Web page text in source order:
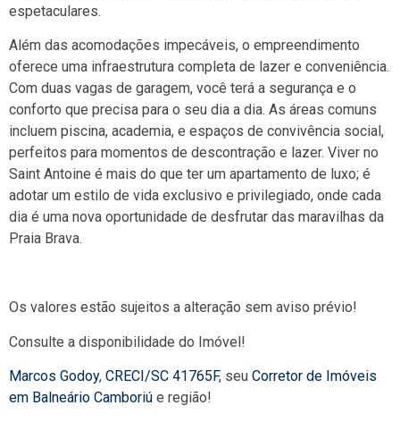
espetaculares.
Além das acomodações impecáveis, o empreendimento
oferece uma infraestrutura completa de lazer e conveniência.
Com duas vagas de garagem, você terá a segurança e o
conforto que precisa para o seu dia a dia. As áreas comuns
incluem piscina, academia, e espaços de convivência social,
perfeitos para momentos de descontração e lazer. Viver no
Saint Antoine é mais do que ter um apartamento de luxo; é
adotar um estilo de vida exclusivo e privilegiado, onde cada
dia é uma nova oportunidade de desfrutar das maravilhas da
Praia Brava.
Os valores estão sujeitos a alteração sem aviso prévio!
Consulte a disponibilidade do Imóvel!
Marcos Godoy, CRECI/SC 41765F, seu Corretor de Imóveis
em Balneário Camboriú e região!